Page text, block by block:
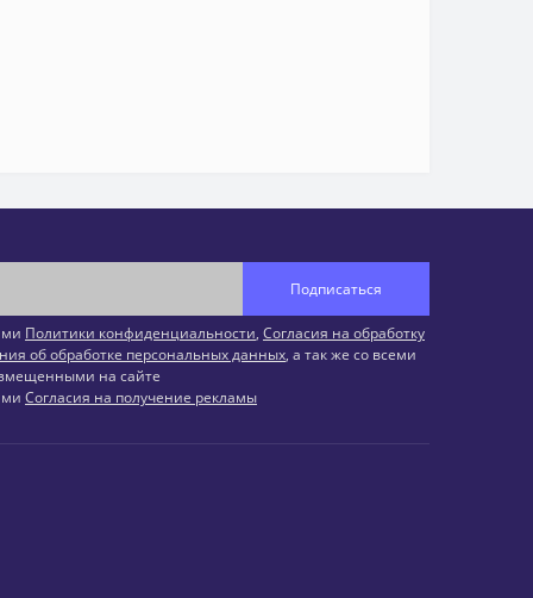
Подписаться
Политики конфиденциальности, Согласия на обработку
об обработке персональных данных, а так же со всеми
на сайте
Согласия на получение рекламы